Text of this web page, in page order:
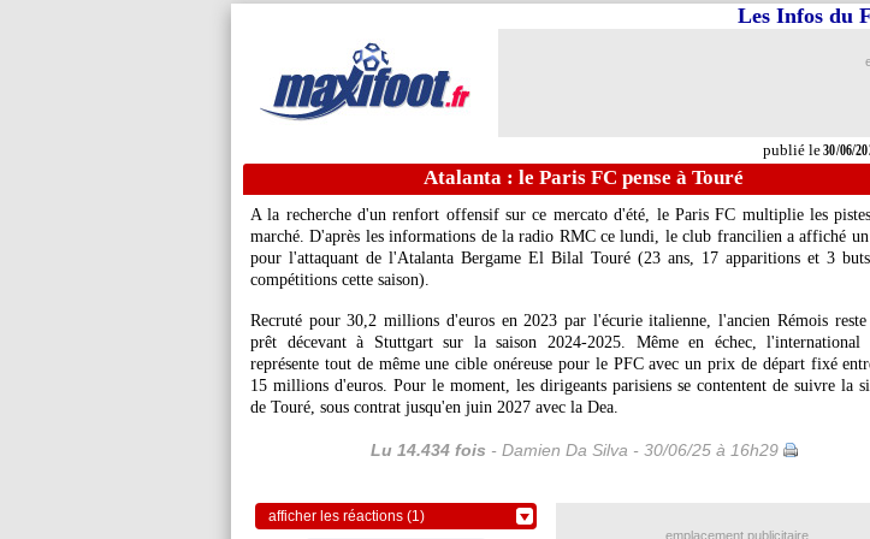
publié le30/06/
Les Infos du
Atalanta : le Paris FC pense à Touré
A la recherche d'un renfort offensif sur ce mercato d'été, le Paris FC multiplie les
marché. D'après les informations de la radio RMC ce lundi, le club francilien a affiché
pour l'attaquant de l'Atalanta Bergame El Bilal Touré (23 ans, 17 apparitions et 3
compétitions cette saison).
Recruté pour 30,2 millions d'euros en 2023 par l'écurie italienne, l'ancien Rémois
prêt décevant à Stuttgart sur la saison 2024-2025. Même en échec, l'international
représente tout de même une cible onéreuse pour le PFC avec un prix de départ fixé
15 millions d'euros. Pour le moment, les dirigeants parisiens se contentent de suivre la
de Touré, sous contrat jusqu'en juin 2027 avec la Dea.
Lu 14.434 fois - Damien Da Silva - 30/06/25 à 16h29
afficher les réactions (1)
emplacement publicitaire